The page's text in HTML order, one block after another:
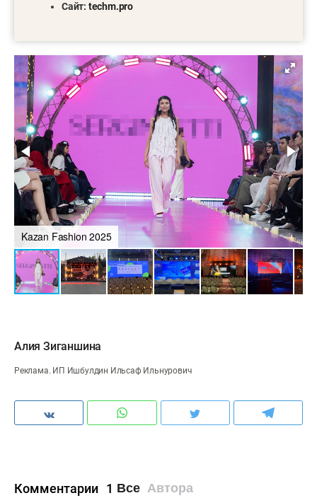
Сайт: techm.pro
Kazan Fashion 2025
Алия Зиганшина
Реклама. ИП Ишбулдин Ильсаф Ильнурович
Комментарии 1 Все Автора